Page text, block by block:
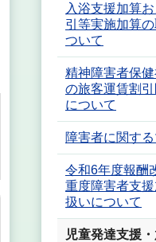
入浴支援加算
引等実施加算
ついて
精神障害者保
の旅客運賃割
について
障害者に関す
令和6年度報酬
重度障害者支
扱いについて
児童発達支援